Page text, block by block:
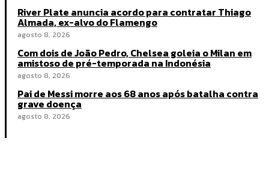
River Plate anuncia acordo para contratar Thiago
Almada, ex-alvo do Flamengo
agosto 8, 2026
Com dois de João Pedro, Chelsea goleia o Milan em
amistoso de pré-temporada na Indonésia
agosto 8, 2026
Pai de Messi morre aos 68 anos após batalha contra
grave doença
agosto 8, 2026